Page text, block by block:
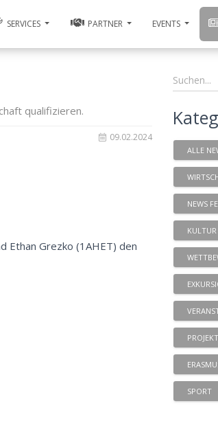
SERVICES PARTNER EVENTS
qualifizieren.
09.02.2024
Ethan Grezko (1AHET) den
ALLE
NEWS
KULTUR
SPORT